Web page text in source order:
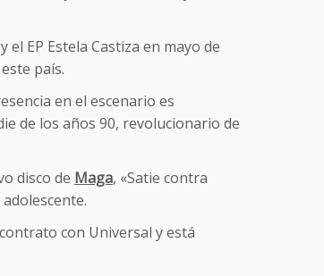
EP Estela Castiza en mayo de
país.
en el escenario es
de los años 90, revolucionario de
disco de Maga, «Satie contra
con Universal y está